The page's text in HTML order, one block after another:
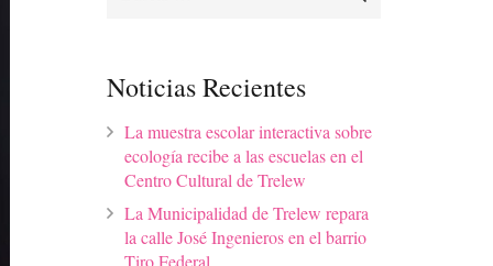
Noticias Recientes
La muestra escolar interactiva sobre
ecología recibe a las escuelas en el
Centro Cultural de Trelew
La Municipalidad de Trelew repara
la calle José Ingenieros en el barrio
Tiro Federal